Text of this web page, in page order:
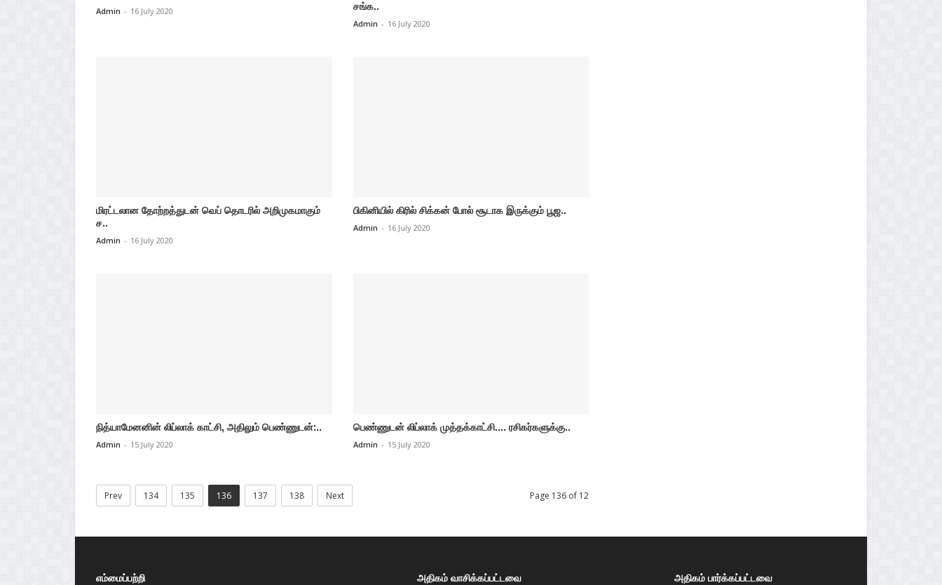
Admin - 16 July 2020
சங்க..
Admin - 16 July 2020
மிரட்டலான தோற்றத்துடன் வெப் தொடரில் அறிமுகமாகும்
ச..
Admin - 16 July 2020
பிகினியில் கிரில் சிக்கன் போல் சூடாக இருக்கும் பூஜ..
Admin - 16 July 2020
நித்யாமேனனின் லிப்லாக் காட்சி, அதிலும் பெண்ணுடன்:..
Admin - 15 July 2020
பெண்ணுடன் லிப்லாக் முத்தக்காட்சி.... ரசிகர்களுக்கு..
Admin - 15 July 2020
Prev 134 135 136 137 138 Next Page 136 of 12
எம்மைப்பற்றி அதிகம் வாசிக்கப்பட்டவை அதிகம் பார்க்கப்பட்டவை